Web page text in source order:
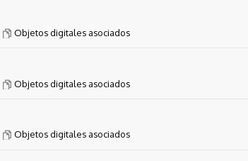
Objetos digitales asociados
Objetos digitales asociados
Objetos digitales asociados